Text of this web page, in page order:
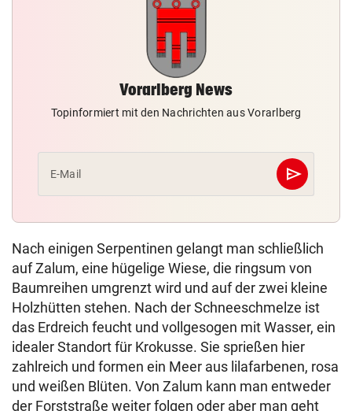
Vorarlberg News
Topinformiert mit den Nachrichten aus Vorarlberg
E-Mail send
Abschicken
Nach einigen Serpentinen gelangt man schließlich
auf Zalum, eine hügelige Wiese, die ringsum von
Baumreihen umgrenzt wird und auf der zwei kleine
Holzhütten stehen. Nach der Schneeschmelze ist
das Erdreich feucht und vollgesogen mit Wasser, ein
idealer Standort für Krokusse. Sie sprießen hier
zahlreich und formen ein Meer aus lilafarbenen, rosa
und weißen Blüten. Von Zalum kann man entweder
der Forststraße weiter folgen oder aber man geht